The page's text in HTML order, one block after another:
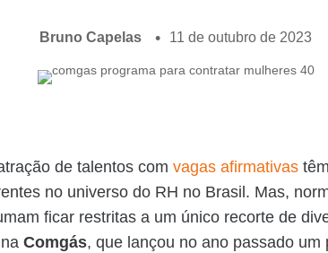
Bruno Capelas 11 de outubro de 2023
de talentos com vagas afirmativas
no universo do RH no Brasil. Mas,
ficar restritas a um único recorte de
Comgás, que lançou no ano passado um